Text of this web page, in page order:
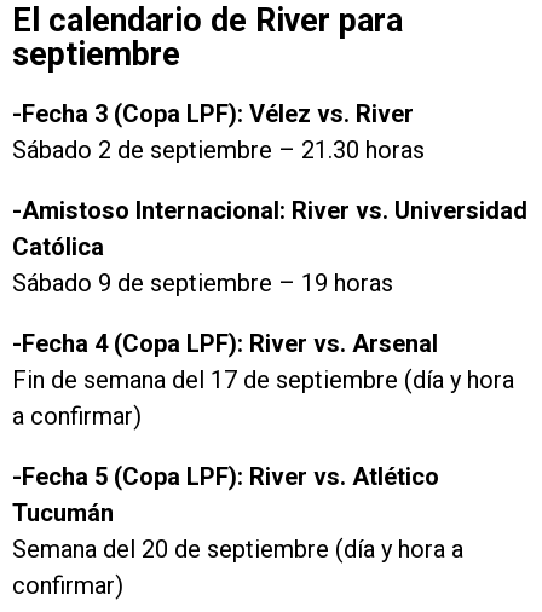
El calendario de River para
septiembre
-Fecha 3 (Copa LPF): Vélez vs. River
Sábado 2 de septiembre – 21.30 horas
-Amistoso Internacional: River vs. Universidad
Católica
Sábado 9 de septiembre – 19 horas
-Fecha 4 (Copa LPF): River vs. Arsenal
Fin de semana del 17 de septiembre (día y hora
a confirmar)
-Fecha 5 (Copa LPF): River vs. Atlético
Tucumán
Semana del 20 de septiembre (día y hora a
confirmar)